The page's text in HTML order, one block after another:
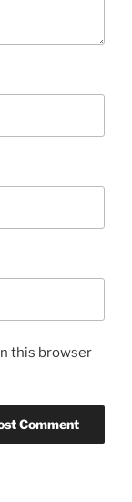
this browser